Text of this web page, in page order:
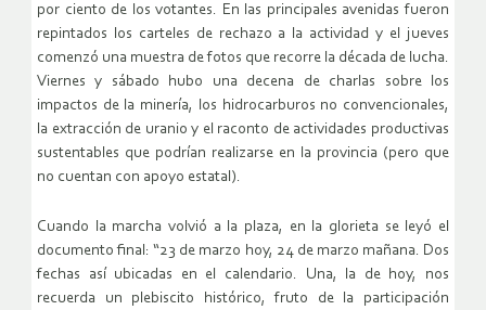
por ciento de los votantes. En las principales avenidas fueron
repintados los carteles de rechazo a la actividad y el jueves
comenzó una muestra de fotos que recorre la década de lucha.
Viernes y sábado hubo una decena de charlas sobre los
impactos de la minería, los hidrocarburos no convencionales,
la extracción de uranio y el raconto de actividades productivas
sustentables que podrían realizarse en la provincia (pero que
no cuentan con apoyo estatal).
Cuando la marcha volvió a la plaza, en la glorieta se leyó el
documento final: “23 de marzo hoy, 24 de marzo mañana. Dos
fechas así ubicadas en el calendario. Una, la de hoy, nos
recuerda un plebiscito histórico, fruto de la participación